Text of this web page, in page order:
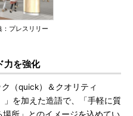
：プレスリリー
力を強化
（quick）＆クオリティ
」を加えた造語で、「手軽に質